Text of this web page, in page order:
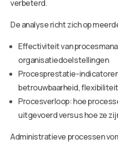
verbeterd.
De analyse richt zich op
Effectiviteit van
organisatiedoelstellingen
Procesprestatie-
betrouwbaarheid,
Procesverloop: hoe
uitgevoerd versus hoe ze
Administratieve processen